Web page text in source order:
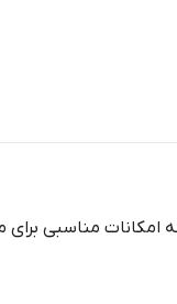
مناسبی